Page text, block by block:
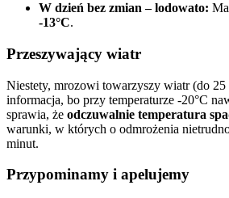
W dzień bez zmian – lodowato:
-13°C.
Przeszywający wiatr
Niestety, mrozowi towarzyszy wiatr (do
informacja, bo przy temperaturze -20°C
sprawia, że odczuwalnie temperatura
warunki, w których o odmrożenia
minut.
Przypominamy i apelujemy